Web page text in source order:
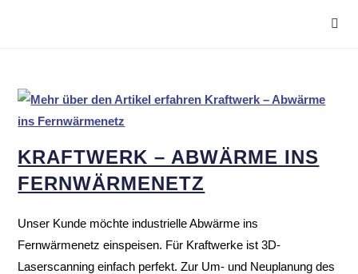
KRAFT­WERK – ABWÄRME INS
FERN­WÄR­ME­NETZ
Unser Kunde möchte industrielle Abwärme ins
Fernwärmenetz einspeisen. Für Kraftwerke ist 3D-
Laserscanning einfach perfekt. Zur Um- und Neuplanung des